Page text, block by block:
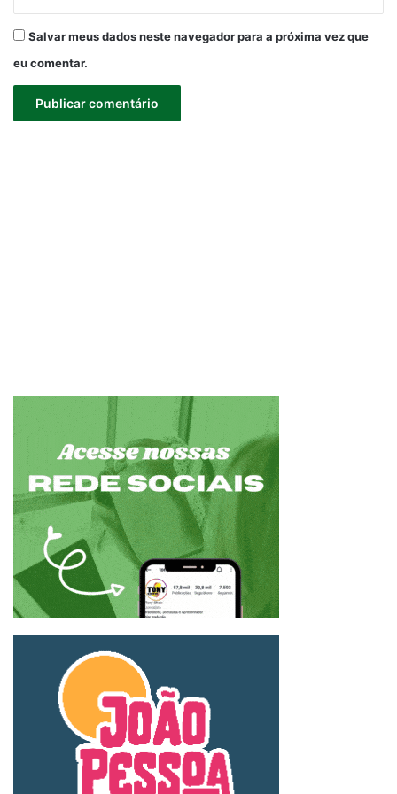
Salvar meus dados neste navegador para a próxima vez que
eu comentar.